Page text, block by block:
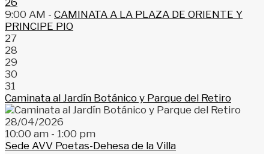
26
9:00 AM - CAMINATA A LA PLAZA DE ORIENTE Y
PRINCIPE PIO
27
28
29
30
31
Caminata al Jardín Botánico y Parque del Retiro
28/04/2026
10:00 am - 1:00 pm
Sede AVV Poetas-Dehesa de la Villa